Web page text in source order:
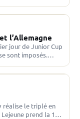
l’Allemagne
jour de Junior Cup
sont imposés.
réalise le triplé en
prend la 10e